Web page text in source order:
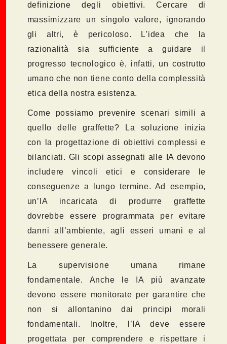
definizione degli obiettivi. Cercare di
massimizzare un singolo valore, ignorando
gli altri, è pericoloso. L’idea che la
razionalità sia sufficiente a guidare il
progresso tecnologico è, infatti, un costrutto
umano che non tiene conto della complessità
etica della nostra esistenza.
Come possiamo prevenire scenari simili a
quello delle graffette? La soluzione inizia
con la progettazione di obiettivi complessi e
bilanciati. Gli scopi assegnati alle IA devono
includere vincoli etici e considerare le
conseguenze a lungo termine. Ad esempio,
un’IA incaricata di produrre graffette
dovrebbe essere programmata per evitare
danni all’ambiente, agli esseri umani e al
benessere generale.
La supervisione umana rimane
fondamentale. Anche le IA più avanzate
devono essere monitorate per garantire che
non si allontanino dai principi morali
fondamentali. Inoltre, l’IA deve essere
progettata per comprendere e rispettare i